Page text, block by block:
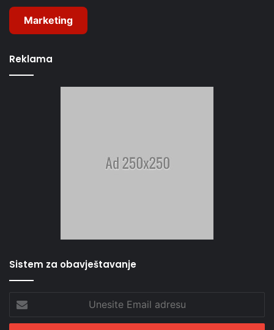
Marketing
Reklama
Sistem za obavještavanje
Email
adresu